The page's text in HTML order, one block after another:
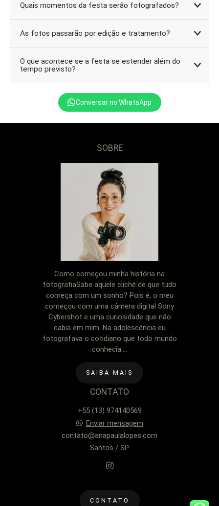
Quais momentos da festa serão fotografados?
As fotos passarão por edição e tratamento?
O que acontece se a festa se estender além do
tempo previsto?
Conversar no WhatsApp
SOBRE
Como começou minha história na
fotografiaSabe aquele clichê de que tudo
começa com um sonho? Pois é, o meu
começou com uma câmera digital Sony
Cybershot e uma curiosidade que não
cabia em mim. Na adolescência eu
fotografava o cotidiano que todo mundo
conhecia:...
SAIBA MAIS
CONTATO
+55 (13) 974140569
Enviar mensagem
contato@anapaulalopes.com
Santos / SP
CONTATO